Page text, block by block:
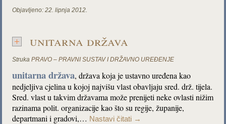
Objavljeno: 22. lipnja 2012.
unitarna država
Struka PRAVO – PRAVNI SUSTAV I DRŽAVNO UREĐENJE
unitarna država, država koja je ustavno uređena kao
nedjeljiva cjelina u kojoj najvišu vlast obavljaju sred. drž. tijela.
Sred. vlast u takvim državama može prenijeti neke ovlasti nižim
razinama polit. organizacije kao što su regije, županije,
departmani i gradovi,… Nastavi čitati →